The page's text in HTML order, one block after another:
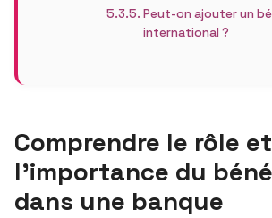
Peut-on ajouter un
international ?
Comprendre le rôle et
l’importance du
dans une banque